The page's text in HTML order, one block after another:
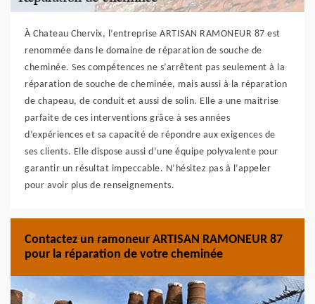
À Chateau Chervix, l’entreprise ARTISAN RAMONEUR 87 est
renommée dans le domaine de réparation de souche de
cheminée. Ses compétences ne s’arrêtent pas seulement à la
réparation de souche de cheminée, mais aussi à la réparation
de chapeau, de conduit et aussi de solin. Elle a une maitrise
parfaite de ces interventions grâce à ses années
d’expériences et sa capacité de répondre aux exigences de
ses clients. Elle dispose aussi d’une équipe polyvalente pour
garantir un résultat impeccable. N’hésitez pas à l’appeler
pour avoir plus de renseignements.
Contactez un ramoneur ARTISAN RAMONEUR 87
pour la réparation de votre cheminée